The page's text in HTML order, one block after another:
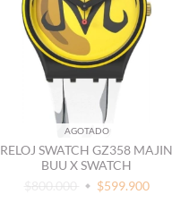
AGOTADO
RELOJ SWATCH GZ358 MAJIN
BUU X SWATCH
$800.000
$599.900